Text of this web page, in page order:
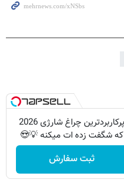
پرکاربردترین چراغ شارژی 2026
که شگفت زده ات میکنه 💡😍
ثبت سفارش